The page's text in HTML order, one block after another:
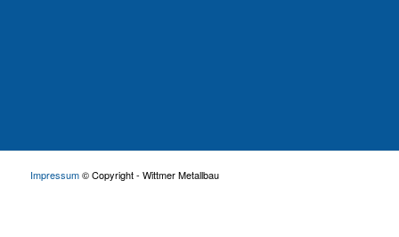
Impressum© Copyright - Wittmer Metallbau